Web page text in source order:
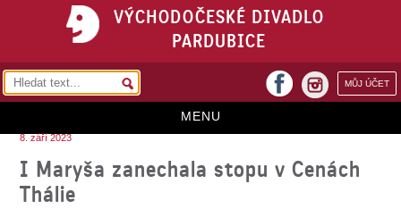
VÝCHODOČESKÉ DIVADLO
PARDUBICE
MŮJ ÚČET
facebook
MENU
8. září 2023
I Maryša zanechala stopu v Cenách
Thálie